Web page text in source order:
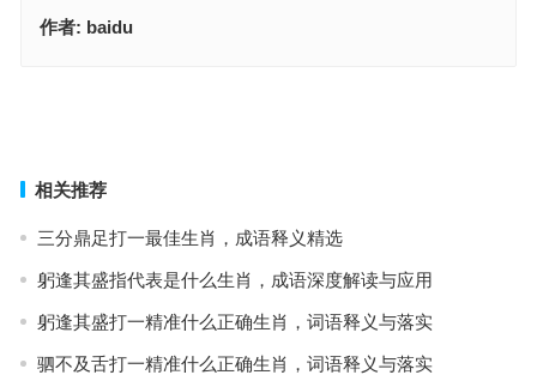
作者: baidu
相关推荐
三分鼎足打一最佳生肖，成语释义精选
躬逢其盛指代表是什么生肖，成语深度解读与应用
躬逢其盛打一精准什么正确生肖，词语释义与落实
驷不及舌打一精准什么正确生肖，词语释义与落实